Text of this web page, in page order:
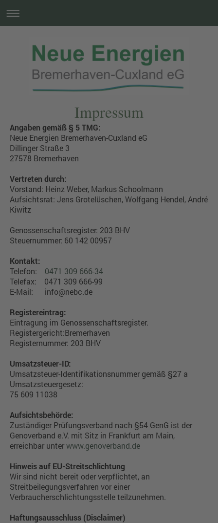
Impressum
Angaben gemäß § 5 TMG:
Neue Energien Bremerhaven-Cuxland eG
Dillinger Straße 3
27578 Bremerhaven
Vertreten durch:
Vorstand: Heinz Weber, Markus Schoolmann
Aufsichtsrat: Jens Grotelüschen, Wolfgang Hendel, André
Kiwitz
Genossenschaftsregister: 203 BHV
Steuernummer: 60 142 00957
Kontakt:
Telefon: 0471 309 666-34
Telefax: 0471 309 666-99
E-Mail: info@nebc.de
Registereintrag:
Eintragung im Genossenschaftsregister.
Registergericht:Bremerhaven
Registernummer: 203 BHV
Umsatzsteuer-ID:
Umsatzsteuer-Identifikationsnummer gemäß §27 a
Umsatzsteuergesetz:
75 609 11038
Aufsichtsbehörde:
Zuständiger Prüfungsverband nach §54 GenG ist der
Genoverband e.V. mit Sitz in Frankfurt am Main,
erreichbar unterwww.genoverband.de
Hinweis auf EU-Streitschlichtung
Wir sind nicht bereit oder verpflichtet, an
Streitbeilegungsverfahren vor einer
Verbraucherschlichtungsstelle teilzunehmen.
Haftungsausschluss (Disclaimer)